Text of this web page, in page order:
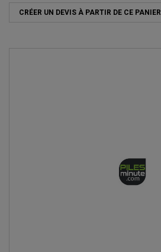
CRÉER UN DEVIS À PARTIR DE CE PANIER